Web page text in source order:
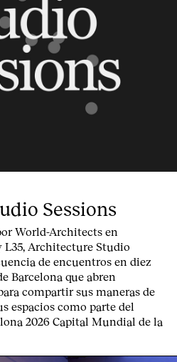
Sessions
World-Architects en
L35, Architecture Studio
de encuentros en diez
Barcelona que abren
compartir sus maneras de
espacios como parte del
2026 Capital Mundial de la